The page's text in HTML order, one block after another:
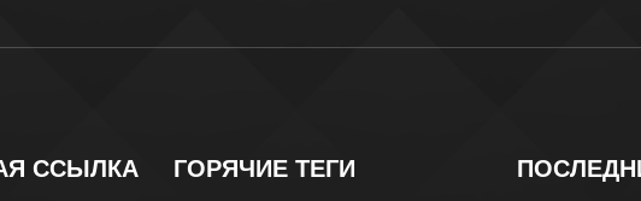
ССЫЛКА ГОРЯЧИЕ ТЕГИ